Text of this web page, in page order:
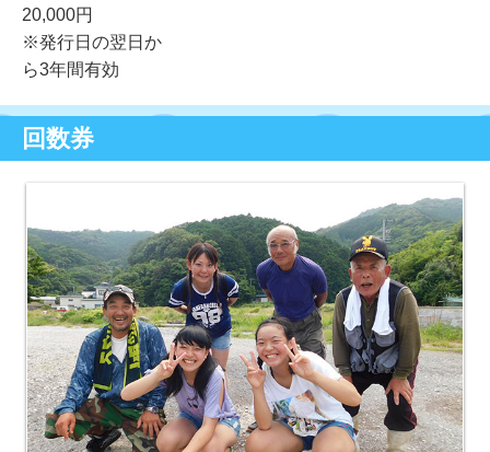
20,000円
※発行日の翌日か
ら3年間有効
回数券